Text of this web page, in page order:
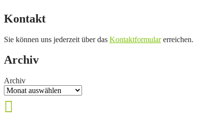
Kontakt
Sie können uns jederzeit über das Kontaktformularerreichen.
Archiv
Archiv